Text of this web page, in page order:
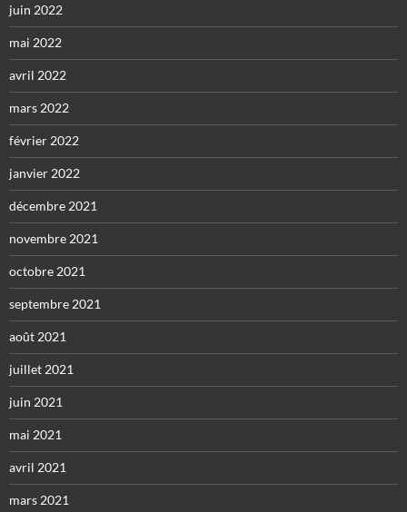
juin 2022
mai 2022
avril 2022
mars 2022
février 2022
janvier 2022
décembre 2021
novembre 2021
octobre 2021
septembre 2021
août 2021
juillet 2021
juin 2021
mai 2021
avril 2021
mars 2021